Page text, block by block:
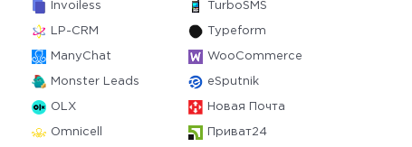
Invoiless TurboSMS
LP-CRM Typeform
ManyChat WooCommerce
Monster Leads eSputnik
OLX Новая Почта
Omnicell Приват24